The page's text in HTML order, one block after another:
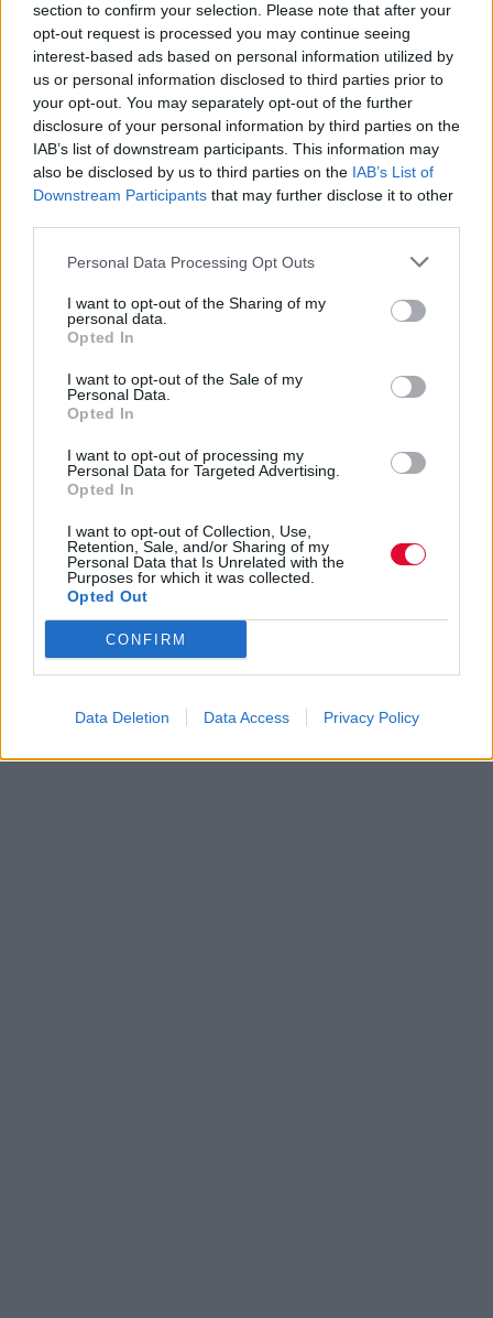
section to confirm your selection. Please note that after your
opt-out request is processed you may continue seeing
interest-based ads based on personal information utilized by
us or personal information disclosed to third parties prior to
your opt-out. You may separately opt-out of the further
disclosure of your personal information by third parties on the
IAB’s list of downstream participants. This information may
also be disclosed by us to third parties on the IAB’s List of
Downstream Participants that may further disclose it to other
Personal Data Processing Opt Outs
I want to opt-out of the Sharing of my
personal data.
Opted In
I want to opt-out of the Sale of my
Personal Data.
Opted In
I want to opt-out of processing my
Personal Data for Targeted Advertising.
Opted In
I want to opt-out of Collection, Use,
Retention, Sale, and/or Sharing of my
Personal Data that Is Unrelated with the
Purposes for which it was collected.
Opted Out
CONFIRM
Data Deletion Data Access Privacy Policy